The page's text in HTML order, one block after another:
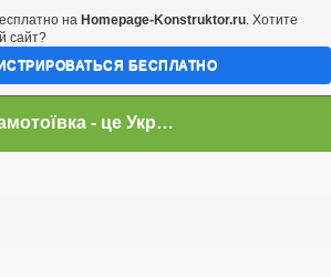
Самотоївка - це Україна
на Homepage-Konstruktor.ru. Хотите
сайт?
БЕСПЛАТНО